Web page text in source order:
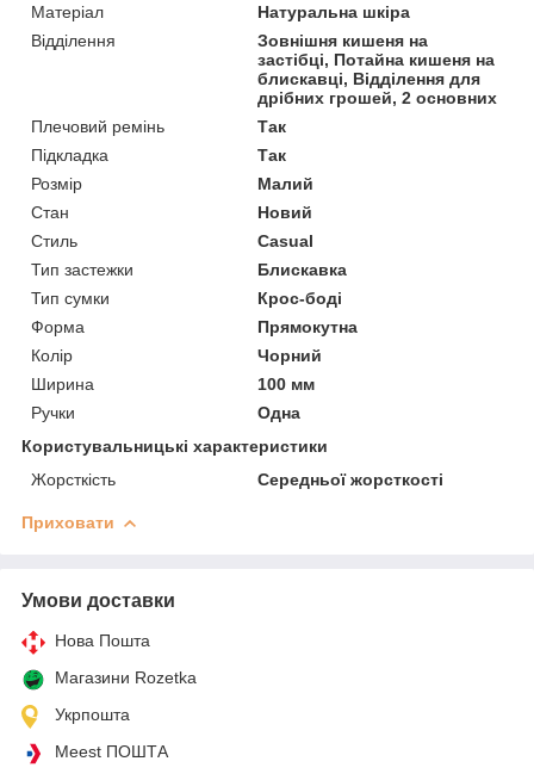
Матеріал
Натуральна шкіра
Відділення
Зовнішня кишеня на
застібці, Потайна кишеня на
блискавці, Відділення для
дрібних грошей, 2 основних
Плечовий ремінь
Так
Підкладка
Так
Розмір
Малий
Стан
Новий
Стиль
Casual
Тип застежки
Блискавка
Тип сумки
Крос-боді
Форма
Прямокутна
Колір
Чорний
Ширина
100 мм
Ручки
Одна
Користувальницькі характеристики
Жорсткість
Середньої жорсткості
Приховати
Умови доставки
Нова Пошта
Магазини Rozetka
Укрпошта
Meest ПОШТА